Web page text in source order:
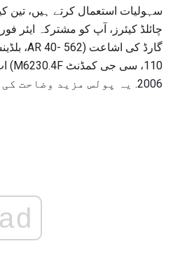
سہولیات استعمال کرتے ہیں، تین
چائلڈ کیئرز، آپ کو مشترکہ ایئر
2006. یہ پولس مزید وضاحت کی جاتی ہیں.
ad